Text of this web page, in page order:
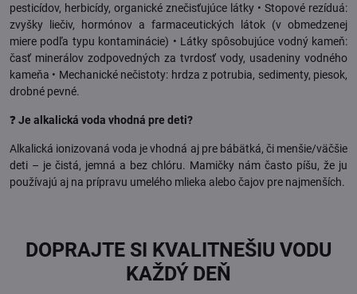
pesticídov, herbicídy, organické znečisťujúce látky • Stopové rezíduá:
zvyšky liečiv, hormónov a farmaceutických látok (v obmedzenej
miere podľa typu kontaminácie) • Látky spôsobujúce vodný kameň:
časť minerálov zodpovedných za tvrdosť vody, usadeniny vodného
kameňa • Mechanické nečistoty: hrdza z potrubia, sedimenty, piesok,
drobné pevné.
❓ Je alkalická voda vhodná pre deti?
Alkalická ionizovaná voda je vhodná aj pre bábätká, či menšie/väčšie
deti – je čistá, jemná a bez chlóru. Mamičky nám často píšu, že ju
používajú aj na prípravu umelého mlieka alebo čajov pre najmenších.
DOPRAJTE SI KVALITNEŠIU VODU
KAŽDÝ DEŇ